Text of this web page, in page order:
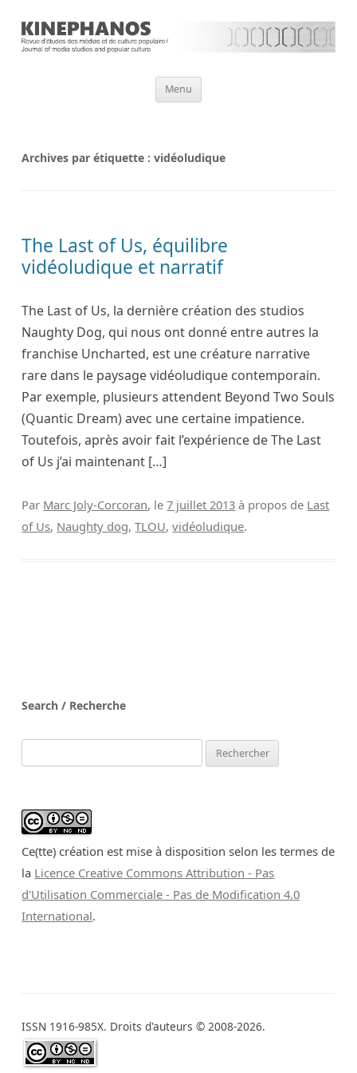
Menu
Archives par étiquette :vidéoludique
The Last of Us, équilibre
vidéoludique et narratif
The Last of Us, la dernière création des studios
Naughty Dog, qui nous ont donné entre autres la
franchise Uncharted, est une créature narrative
rare dans le paysage vidéoludique contemporain.
Par exemple, plusieurs attendent Beyond Two Souls
(Quantic Dream) avec une certaine impatience.
Toutefois, après avoir fait l’expérience de The Last
of Us j’ai maintenant […]
Par Marc Joly-Corcoran, le7 juillet 2013 à propos de Last
of Us, Naughty dog,TLOU,vidéoludique.
Search / Recherche
Ce(tte) création est mise à disposition selon les termes de
la Licence Creative Commons Attribution - Pas
d'Utilisation Commerciale - Pas de Modification 4.0
International.
ISSN 1916-985X. Droits d'auteurs © 2008-2026.